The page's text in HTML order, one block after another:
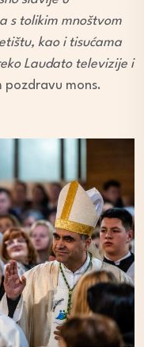
s tolikim mnoštvom
kao i tisućama
Laudato televizije i
pozdravu mons.